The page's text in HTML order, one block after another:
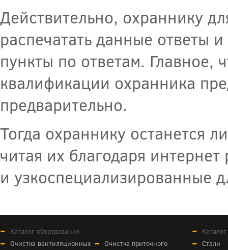
Действительно, охраннику
распечатать данные ответы
пункты по ответам.
квалификации охранника
предварительно.
Тогда охраннику останется
читая их благодаря
и узкоспециализированные
Каталог оборудования
Очистка вентиляционных
Очистка приточного
Стали